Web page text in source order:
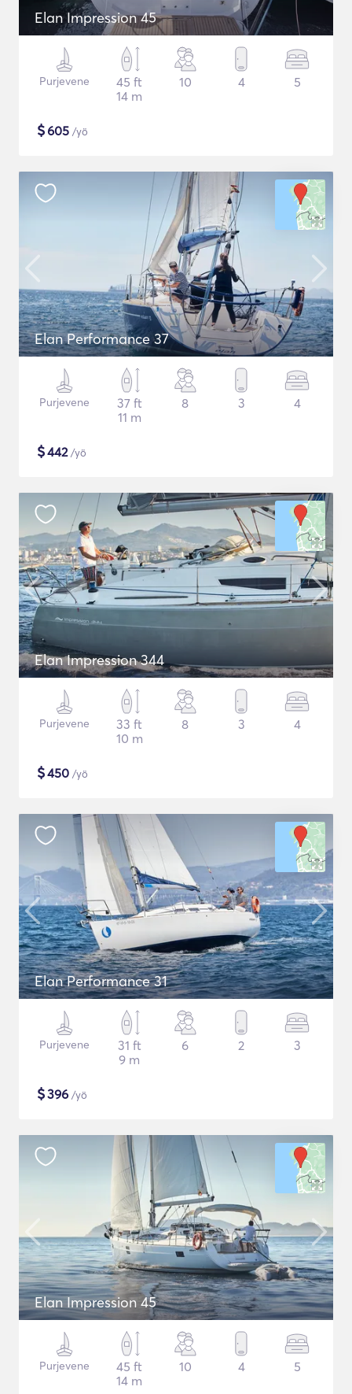
Elan Impression 45
Purjevene
45 ft
14 m
10 4 5
$605 /yö
Elan Performance 37
Purjevene
37 ft
11 m
8 3 4
$442/yö
Elan Impression 344
Purjevene
33 ft
10 m
8 3 4
$450 /yö
Elan Performance 31
Purjevene
31 ft
9 m
6 2 3
$396 /yö
Elan Impression 45
Purjevene
45 ft
14 m
10 4 5